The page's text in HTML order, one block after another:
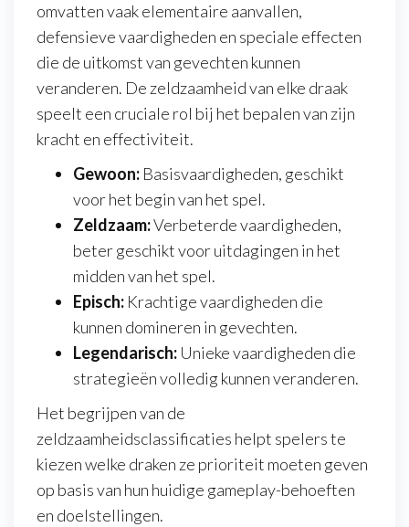
omvatten vaak elementaire aanvallen,
defensieve vaardigheden en speciale effecten
die de uitkomst van gevechten kunnen
veranderen. De zeldzaamheid van elke draak
speelt een cruciale rol bij het bepalen van zijn
kracht en effectiviteit.
Gewoon: Basisvaardigheden, geschikt
voor het begin van het spel.
Zeldzaam:Verbeterde vaardigheden,
beter geschikt voor uitdagingen in het
midden van het spel.
Episch: Krachtige vaardigheden die
kunnen domineren in gevechten.
Legendarisch: Unieke vaardigheden die
strategieën volledig kunnen veranderen.
Het begrijpen van de
zeldzaamheidsclassificaties helpt spelers te
kiezen welke draken ze prioriteit moeten geven
op basis van hun huidige gameplay-behoeften
en doelstellingen.